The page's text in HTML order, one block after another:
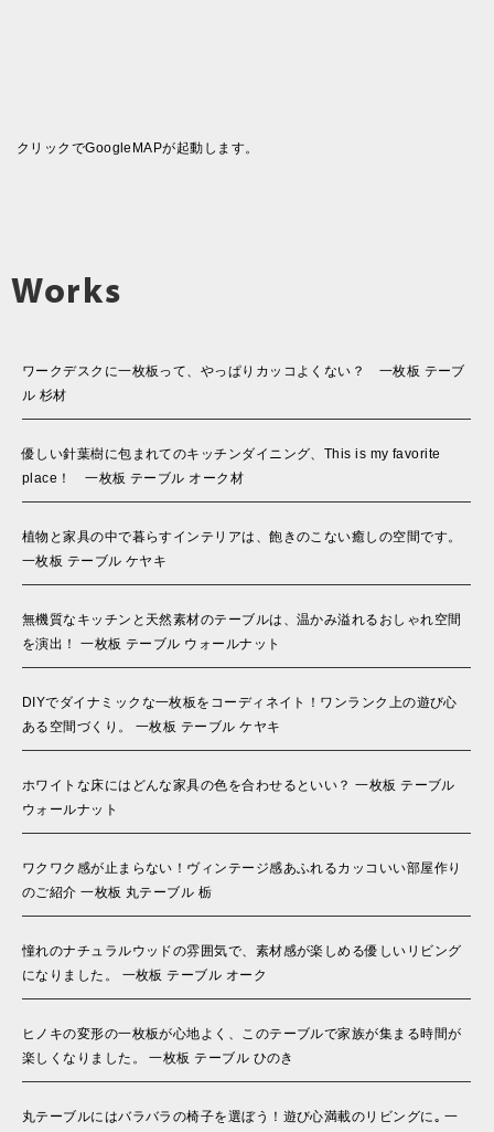
クリックでGoogleMAPが起動します。
Works
ワークデスクに一枚板って、やっぱりカッコよくない？ 一枚板 テーブ
ル 杉材
優しい針葉樹に包まれてのキッチンダイニング、This is my favorite
place！ 一枚板 テーブル オーク材
植物と家具の中で暮らすインテリアは、飽きのこない癒しの空間です。
一枚板 テーブル ケヤキ
無機質なキッチンと天然素材のテーブルは、温かみ溢れるおしゃれ空間
を演出！ 一枚板 テーブル ウォールナット
DIYでダイナミックな一枚板をコーディネイト！ワンランク上の遊び心
ある空間づくり。 一枚板 テーブル ケヤキ
ホワイトな床にはどんな家具の色を合わせるといい？ 一枚板 テーブル
ウォールナット
ワクワク感が止まらない！ヴィンテージ感あふれるカッコいい部屋作り
のご紹介 一枚板 丸テーブル 栃
憧れのナチュラルウッドの雰囲気で、素材感が楽しめる優しいリビング
になりました。 一枚板 テーブル オーク
ヒノキの変形の一枚板が心地よく、このテーブルで家族が集まる時間が
楽しくなりました。 一枚板 テーブル ひのき
丸テーブルにはバラバラの椅子を選ぼう！遊び心満載のリビングに｡ 一